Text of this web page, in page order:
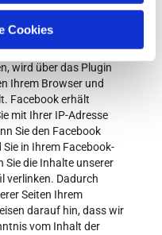
Cookies
Seite. Eine
finden Sie hier:
docs/plugins/
wird über das Plugin
Ihrem Browser und
Facebook erhält
mit Ihrer IP-Adresse
Sie den Facebook
in Ihrem Facebook-
Sie die Inhalte unserer
verlinken. Dadurch
Seiten Ihrem
darauf hin, dass wir
vom Inhalt der